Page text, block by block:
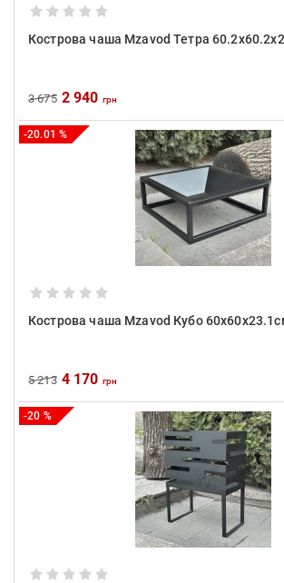
Кострова чаша Mzavod Тетра
3 675 2 940 грн
-20.01 %
Кострова чаша Mzavod Кубо
5 213 4 170 грн
-20 %